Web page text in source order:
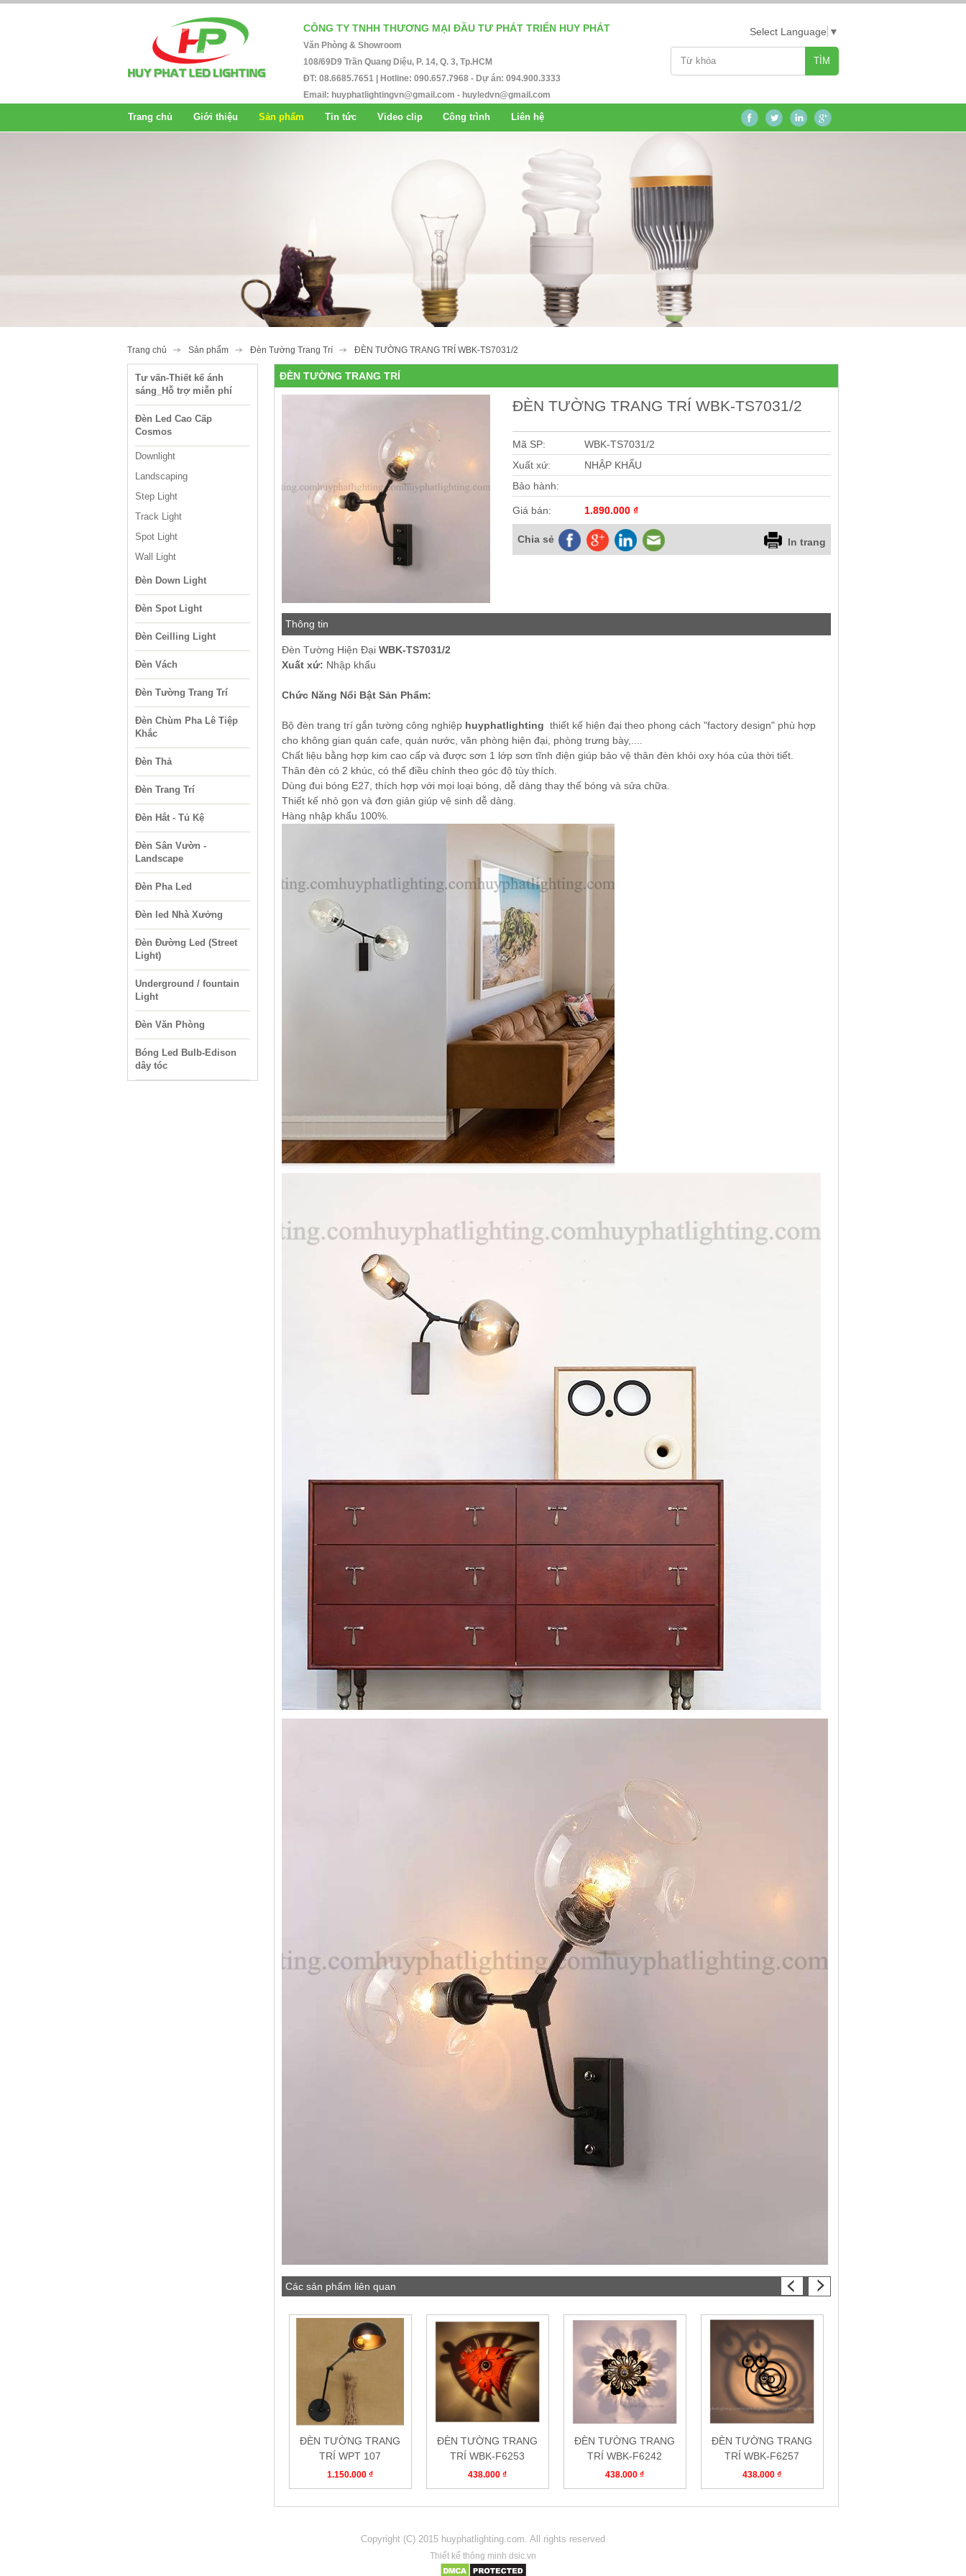
CÔNG TY TNHH THƯƠNG MẠI ĐẦU TƯ PHÁT TRIỂN HUY PHÁT
Văn Phòng & Showroom
108/69D9 Trần Quang Diệu, P. 14, Q. 3, Tp.HCM
ĐT: 08.6685.7651 | Hotline: 090.657.7968 - Dự án: 094.900.3333
Email: huyphatlightingvn@gmail.com - huyledvn@gmail.com
Select Language ▼
Trang chủ Giới thiệu Sản phẩm Tin tức Video clip Công trình Liên hệ
Trang chủ Sản phẩm Đèn Tường Trang Trí ĐÈN TƯỜNG TRANG TRÍ WBK-TS7031/2
ĐÈN TƯỜNG TRANG TRÍ
ĐÈN TƯỜNG TRANG TRÍ WBK-TS7031/2
Mã SP:
WBK-TS7031/2
Xuất xứ:
NHẬP KHẨU
Bảo hành:
Giá bán: 1.890.000 ₫
Chia sẻ In trang
Thông tin
Đèn Tường Hiện Đại WBK-TS7031/2
Xuất xứ: Nhập khẩu
Chức Năng Nổi Bật Sản Phẩm:
Bộ đèn trang trí gắn tường công nghiệp huyphatlighting thiết kế hiện đại theo phong cách "factory design" phù hợp
cho không gian quán cafe, quán nước, văn phòng hiện đại, phòng trưng bày,....
Chất liệu bằng hợp kim cao cấp và được sơn 1 lớp sơn tĩnh điện giúp bảo vệ thân đèn khỏi oxy hóa của thời tiết.
Thân đèn có 2 khúc, có thể điều chỉnh theo góc độ tùy thích.
Dùng đui bóng E27, thích hợp với mọi loại bóng, dễ dàng thay thế bóng và sửa chữa.
Thiết kế nhỏ gọn và đơn giản giúp vệ sinh dễ dàng.
Hàng nhập khẩu 100%.
Các sản phẩm liên quan
ĐÈN TƯỜNG TRANG
TRÍ WPT 107
1.150.000 ₫
ĐÈN TƯỜNG TRANG
TRÍ WBK-F6253
438.000 ₫
ĐÈN TƯỜNG TRANG
TRÍ WBK-F6242
438.000 ₫
ĐÈN TƯỜNG TRANG
TRÍ WBK-F6257
438.000 ₫
Tư vấn-Thiết kế ánh
sáng_Hỗ trợ miễn phí
Đèn Led Cao Cấp
Cosmos
Downlight
Landscaping
Step Light
Track Light
Spot Light
Wall Light
Đèn Down Light
Đèn Spot Light
Đèn Ceilling Light
Đèn Vách
Đèn Tường Trang Trí
Đèn Chùm Pha Lê Tiệp
Khắc
Đèn Thả
Đèn Trang Trí
Đèn Hắt - Tủ Kệ
Đèn Sân Vườn -
Landscape
Đèn Pha Led
Đèn led Nhà Xưởng
Đèn Đường Led (Street
Light)
Underground / fountain
Light
Đèn Văn Phòng
Bóng Led Bulb-Edison
dây tóc
Copyright (C) 2015 huyphatlighting.com. All rights reserved
Thiết kế thông minh dsic.vn